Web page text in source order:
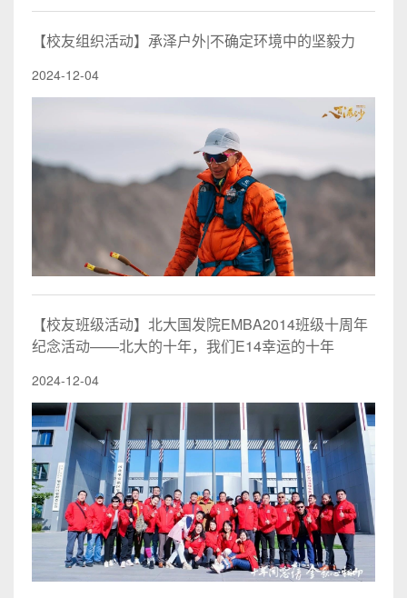
【校友组织活动】承泽户外|不确定环境中的坚毅力
2024-12-04
【校友班级活动】北大国发院EMBA2014班级十周年
纪念活动——北大的十年，我们E14幸运的十年
2024-12-04